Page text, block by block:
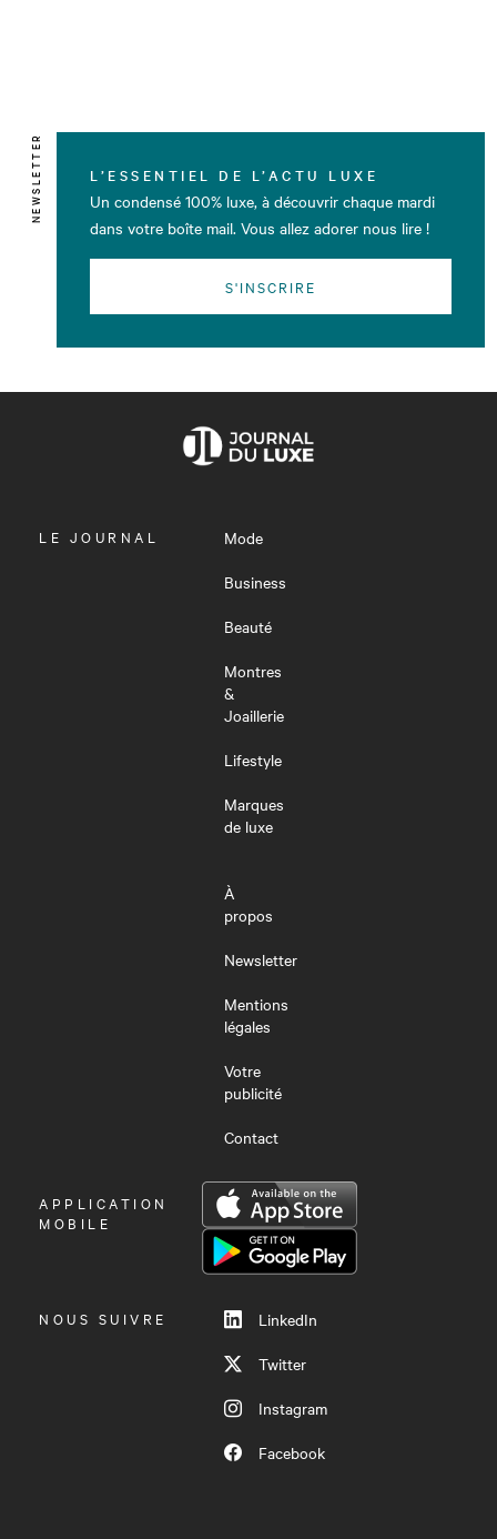
NEWSLETTER L’ESSENTIEL DE L’ACTU LUXE
Un condensé 100% luxe, à découvrir chaque mardi
dans votre boîte mail. Vous allez adorer nous lire !
S'INSCRIRE
OUVRIR
LE JOURNAL
Mode
Business
Beauté
Montres
&
Joaillerie
Lifestyle
Marques
de luxe
À
propos
Newsletter
Mentions
légales
Votre
publicité
Contact
OUVRIR
LE
APPLICATION
MOBILE
NOUS SUIVRE
LinkedIn
Twitter
Instagram
Facebook